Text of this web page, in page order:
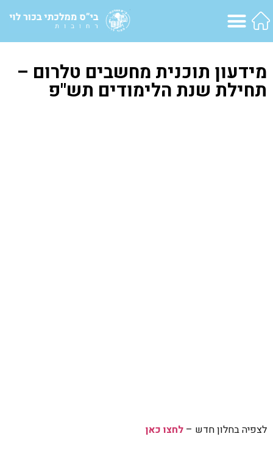
מידעון תוכנית מחשבים טלרום –
תחילת שנת הלימודים תש"פ
לצפיה בחלון חדש – לחצו כאן